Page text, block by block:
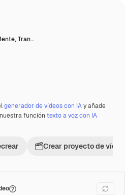
Tran…
generador de vídeos con IAy añade
función texto a voz con IA
Crear proyecto de vídeo